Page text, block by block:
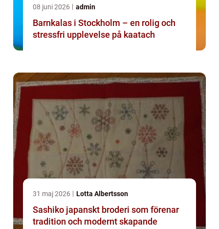
08 juni 2026 admin
Barnkalas i Stockholm – en rolig och
stressfri upplevelse på kaatach
31 maj 2026 Lotta Albertsson
Sashiko japanskt broderi som förenar
tradition och modernt skapande